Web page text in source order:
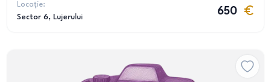
Locație:
Sector 6, Lujerului
650